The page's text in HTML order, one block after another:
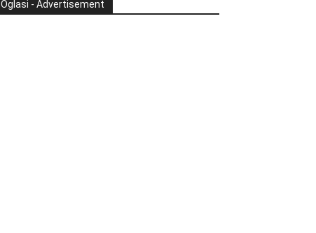
Oglasi - Advertisement